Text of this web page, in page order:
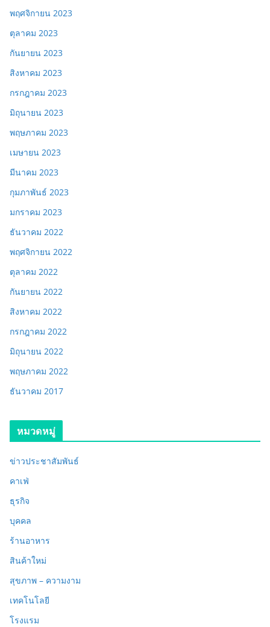
พฤศจิกายน 2023
ตุลาคม 2023
กันยายน 2023
สิงหาคม 2023
กรกฎาคม 2023
มิถุนายน 2023
พฤษภาคม 2023
เมษายน 2023
มีนาคม 2023
กุมภาพันธ์ 2023
มกราคม 2023
ธันวาคม 2022
พฤศจิกายน 2022
ตุลาคม 2022
กันยายน 2022
สิงหาคม 2022
กรกฎาคม 2022
มิถุนายน 2022
พฤษภาคม 2022
ธันวาคม 2017
หมวดหมู่
ข่าวประชาสัมพันธ์
คาเฟ่
ธุรกิจ
บุคคล
ร้านอาหาร
สินค้าใหม่
สุขภาพ – ความงาม
เทคโนโลยี
โรงแรม